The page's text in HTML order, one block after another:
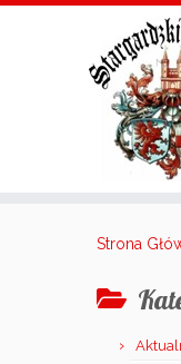
Strona